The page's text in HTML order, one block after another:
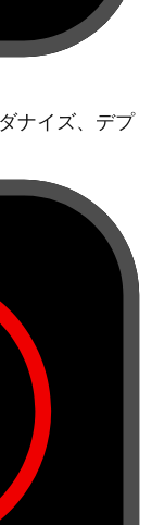
ナイズ、デプ